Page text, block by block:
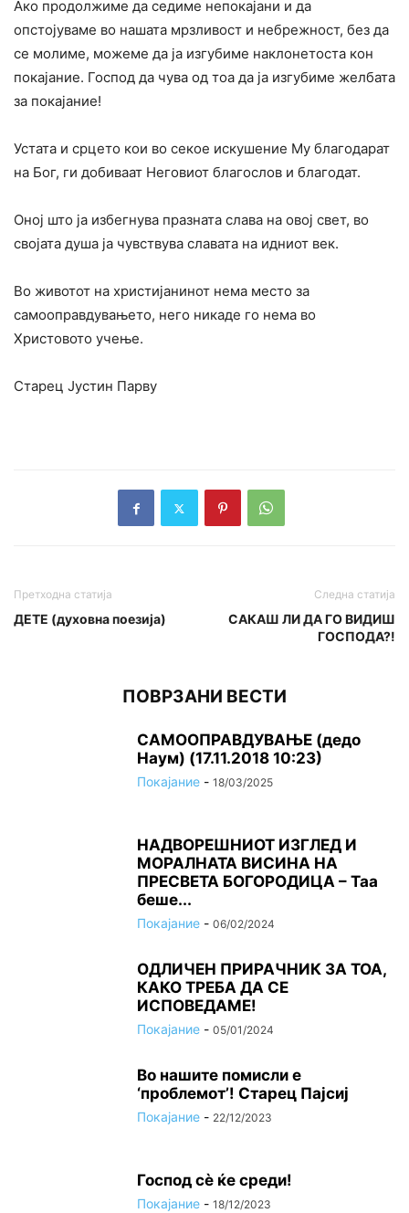
Ако продолжиме да седиме непокајани и да
опстојуваме во нашата мрзливост и небрежност, без да
се молиме, можеме да ја изгубиме наклонетоста кон
покајание. Господ да чува од тоа да ја изгубиме желбата
за покајание!
Устата и срцето кои во секое искушение Му благодарат
на Бог, ги добиваат Неговиот благослов и благодат.
Оној што ја избегнува празната слава на овој свет, во
својата душа ја чувствува славата на идниот век.
Во животот на христијанинот нема место за
самооправдувањето, него никаде го нема во
Христовото учење.
Старец Јустин Парву
Претходна статија
ДЕТЕ (духовна поезија)
Следна статија
САКАШ ЛИ ДА ГО ВИДИШ
ГОСПОДА?!
ПОВРЗАНИ ВЕСТИ
САМООПРАВДУВАЊЕ (дедо
Наум) (17.11.2018 10:23)
Покајание - 18/03/2025
НАДВОРЕШНИОТ ИЗГЛЕД И
МОРАЛНАТА ВИСИНА HA
ПРЕСВЕТА БОГОРОДИЦА – Таа
беше...
Покајание - 06/02/2024
ОДЛИЧЕН ПРИРАЧНИК ЗА ТОА,
КАКО ТРЕБА ДА СЕ
ИСПОВЕДАМЕ!
Покајание - 05/01/2024
Во нашите помисли е
‘проблемот’! Старец Пајсиј
Покајание - 22/12/2023
Господ сѐ ќе среди!
Покајание - 18/12/2023